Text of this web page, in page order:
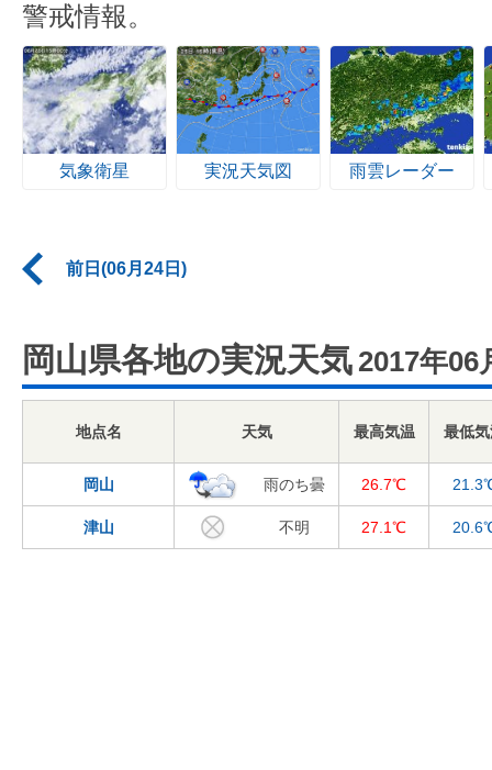
警戒情報。
気象衛星 実況天気図 雨雲レーダー
前日(06月24日)
岡山県各地の実況天気 2017年06
地点名 天気 最高気温 最低
岡山 雨のち曇 26.7℃
津山 不明 27.1℃